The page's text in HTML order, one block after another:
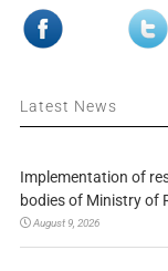
Latest News
Implementation of
bodies of Ministry of
August 9, 2026